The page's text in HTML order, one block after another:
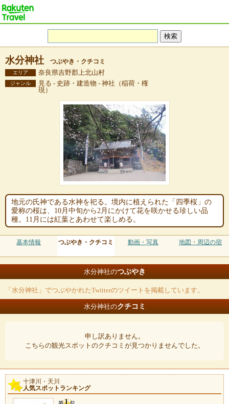
水分神社 つぶやき・クチコミ
エリア 奈良県吉野郡上北山村
ジャンル
見る - 史跡・建造物 - 神社（稲荷・権
現）
地元の氏神である水神を祀る。境内に植えられた「四季桜」の
愛称の桜は、10月中旬から2月にかけて花を咲かせる珍しい品
種。11月には紅葉とあわせて楽しめる。
基本情報 つぶやき・クチコミ 動画・写真 地図・周辺の宿
水分神社のつぶやき
「水分神社」でつぶやかれたTwitterのツイートを掲載しています。
水分神社のクチコミ
申し訳ありません。
こちらの観光スポットのクチコミが見つかりませんでした。
十津川・天川
人気スポットランキング